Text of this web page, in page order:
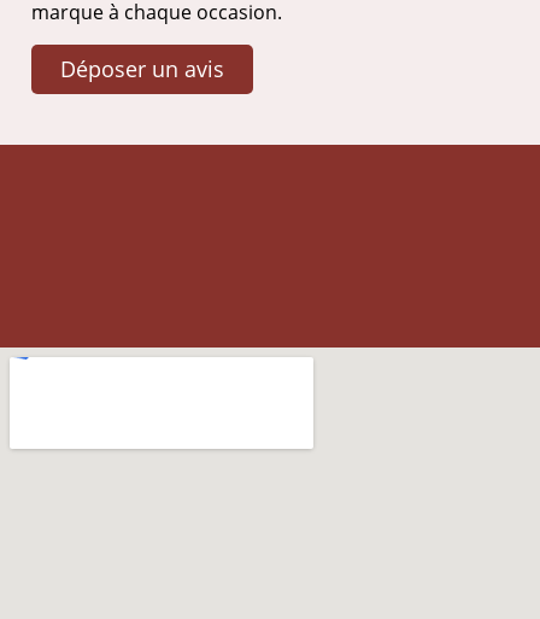
marque à chaque occasion.
Déposer un avis